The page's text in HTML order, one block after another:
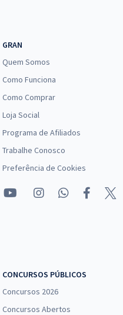
GRAN
Quem Somos
Como Funciona
Como Comprar
Loja Social
Programa de Afiliados
Trabalhe Conosco
Preferência de Cookies
CONCURSOS PÚBLICOS
Concursos 2026
Concursos Abertos